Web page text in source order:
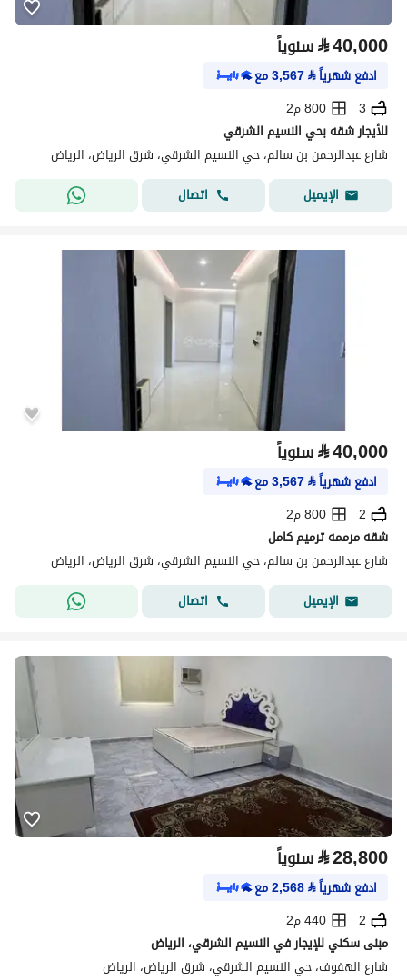
⃁40,000 سنوياً
ادفع شهرياً⃁
3,567مع
3
800 م2
للأيجار شقه بحي النسيم الشرقي
شارع عبدالرحمن بن سالم، حي النسيم الشرقي، شرق الرياض، الرياض
الإيميل
اتصال
⃁40,000 سنوياً
ادفع شهرياً⃁
3,567مع
2
800 م2
شقه مرممه ترميم كامل
شارع عبدالرحمن بن سالم، حي النسيم الشرقي، شرق الرياض، الرياض
الإيميل
اتصال
⃁28,800 سنوياً
ادفع شهرياً⃁
2,568مع
2
440 م2
مبنى سكني للإيجار في النسيم الشرقي، الرياض
شارع الهفوف، حي النسيم الشرقي، شرق الرياض، الرياض